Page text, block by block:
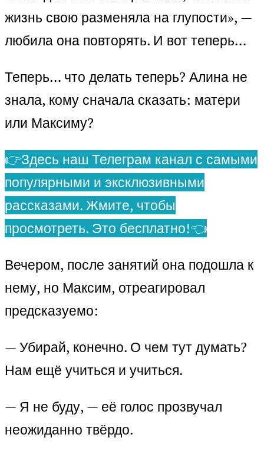
жизнь свою разменяла на глупости», —
любила она повторять. И вот теперь…
Теперь… что делать теперь? Алина не
знала, кому сначала сказать: матери
или Максиму?
👉Здесь наш Телеграм канал с самыми
популярными и эксклюзивными
рассказами. Жмите, чтобы
просмотреть. Это бесплатно!👈
Вечером, после занятий она подошла к
нему, но Максим, отреагировал
предсказуемо:
— Убирай, конечно. О чем тут думать?
Нам ещё учиться и учиться.
— Я не буду, — её голос прозвучал
неожиданно твёрдо.